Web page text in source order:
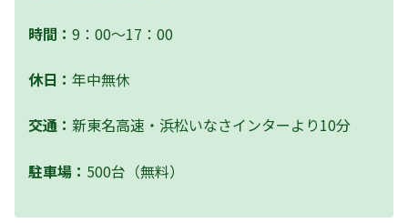
時間： 9：00～17：00
休日： 年中無休
交通： 新東名高速・浜松いなさインターより10分
駐車場： 500台（無料）